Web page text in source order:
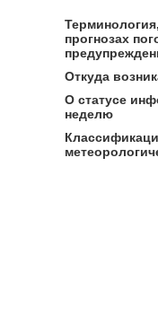
прогнозах
Откуда
О статусе
неделю